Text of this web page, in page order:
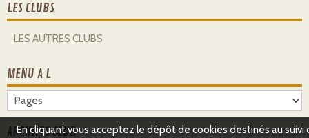
LES CLUBS
LES AUTRES CLUBS
MENU A L
ARCHIVES CLUB
En cliquant vous acceptez le dépôt de cookies destinés au suivi